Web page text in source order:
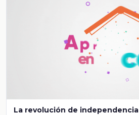
La revolución de independencia